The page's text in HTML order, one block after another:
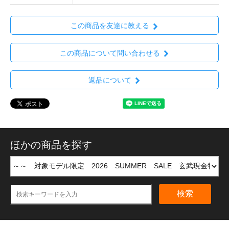
この商品を友達に教える
この商品について問い合わせる
返品について
ほかの商品を探す
検索